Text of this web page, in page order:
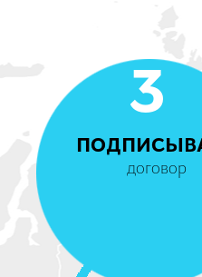
3
договор